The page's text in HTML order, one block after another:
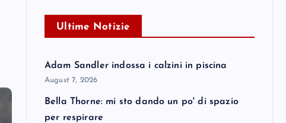
Ultime Notizie
Adam Sandler indossa i calzini in piscina
August 7, 2026
Bella Thorne: mi sto dando un po' di spazio
per respirare